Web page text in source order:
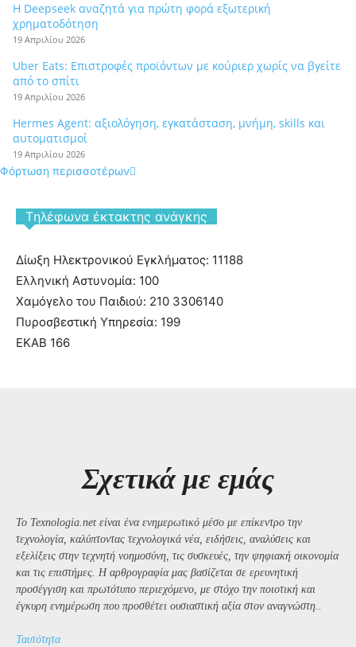
Η Deepseek αναζητά για πρώτη φορά εξωτερική
χρηματοδότηση
19 Απριλίου 2026
Uber Eats: Επιστροφές προϊόντων με κούριερ χωρίς να βγείτε
από το σπίτι
19 Απριλίου 2026
Hermes Agent: αξιολόγηση, εγκατάσταση, μνήμη, skills και
αυτοματισμοί
19 Απριλίου 2026
Φόρτωση περισσοτέρων
Tηλέφωνα έκτακτης ανάγκης
Δίωξη Ηλεκτρονικού Εγκλήματος: 11188
Ελληνική Αστυνομία: 100
Χαμόγελο του Παιδιού: 210 3306140
Πυροσβεστική Υπηρεσία: 199
ΕΚΑΒ 166
Σχετικά με εμάς
Το Texnologia.net είναι ένα ενημερωτικό μέσο με επίκεντρο την
τεχνολογία, καλύπτοντας τεχνολογικά νέα, ειδήσεις, αναλύσεις και
εξελίξεις στην τεχνητή νοημοσύνη, τις συσκευές, την ψηφιακή οικονομία
και τις επιστήμες. Η αρθρογραφία μας βασίζεται σε ερευνητική
προσέγγιση και πρωτότυπο περιεχόμενο, με στόχο την ποιοτική και
έγκυρη ενημέρωση που προσθέτει ουσιαστική αξία στον αναγνώστη..
Ταυτότητα